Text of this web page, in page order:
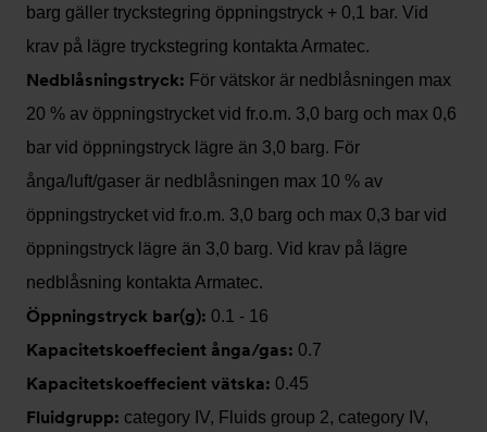
barg gäller tryckstegring öppningstryck + 0,1 bar. Vid
krav på lägre tryckstegring kontakta Armatec.
Nedblåsningstryck: För vätskor är nedblåsningen max
20 % av öppningstrycket vid fr.o.m. 3,0 barg och max 0,6
bar vid öppningstryck lägre än 3,0 barg. För
ånga/luft/gaser är nedblåsningen max 10 % av
öppningstrycket vid fr.o.m. 3,0 barg och max 0,3 bar vid
öppningstryck lägre än 3,0 barg. Vid krav på lägre
nedblåsning kontakta Armatec.
Öppningstryck bar(g): 0.1 - 16
Kapacitetskoeffecient ånga/gas: 0.7
Kapacitetskoeffecient vätska: 0.45
Fluidgrupp: category IV, Fluids group 2, category IV,